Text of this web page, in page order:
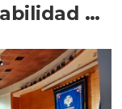
de